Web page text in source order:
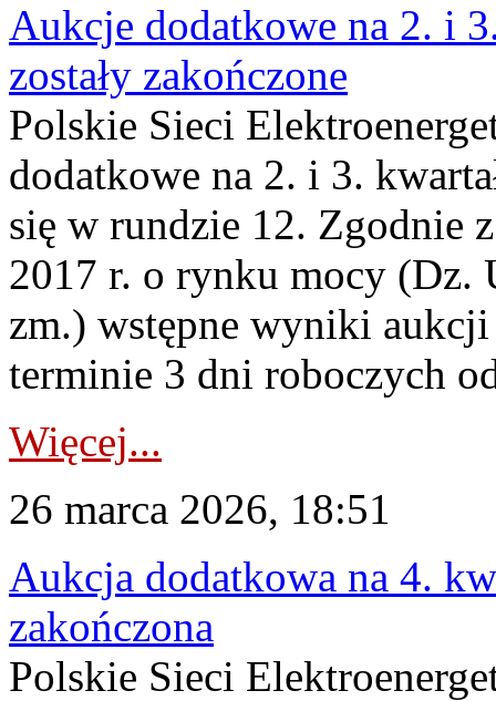
Aukcje dodatkowe na 2. i
zostały zakończone
Polskie Sieci
dodatkowe na 2. i 3.
się w rundzie 12. Zgodnie
2017 r. o rynku mocy (Dz.
zm.) wstępne wyniki
terminie 3 dni roboczych
Więcej...
26 marca 2026, 18:51
Aukcja dodatkowa na 4.
zakończona
Polskie Sieci